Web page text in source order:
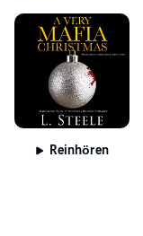
Reinhören